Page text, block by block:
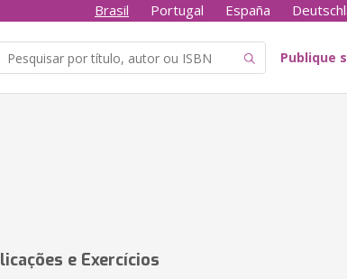
Brasil Portugal España
Publique
e Exercícios